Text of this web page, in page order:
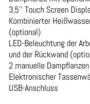
3,5’’ Touch Screen
Kombinierter
(optional)
LED-Beleuchtung der
und der Rückwand
2 manuelle Dampflanzen
Elektronischer
USB-Anschluss